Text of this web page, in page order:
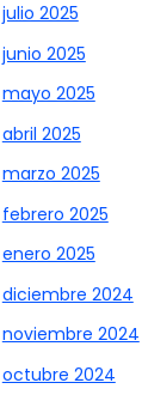
julio 2025
junio 2025
mayo 2025
abril 2025
marzo 2025
febrero 2025
enero 2025
diciembre 2024
noviembre 2024
octubre 2024